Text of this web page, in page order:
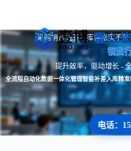
壹心
采购销售脱节？库存账实不
钢贸
提升效率，驱动增长 -
全流程自动化数据一体化管理智能补差入库精准
电话：